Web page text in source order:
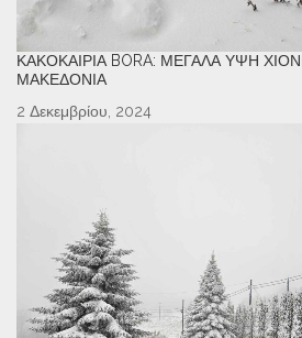
ΚΑΚΟΚΑΙΡΊΑ BORA: ΜΕΓΆΛΑ ΎΨΗ
ΜΑΚΕΔΟΝΊΑ
2 Δεκεμβρίου, 2024